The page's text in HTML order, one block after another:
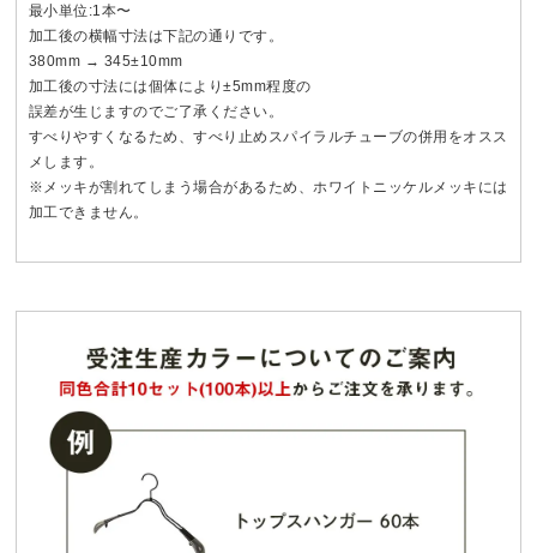
最小単位:1本〜
加工後の横幅寸法は下記の通りです。
380mm → 345±10mm
加工後の寸法には個体により±5mm程度の
誤差が生じますのでご了承ください。
すべりやすくなるため、すべり止めスパイラルチューブの併用をオスス
メします。
※メッキが割れてしまう場合があるため、ホワイトニッケルメッキには
加工できません。